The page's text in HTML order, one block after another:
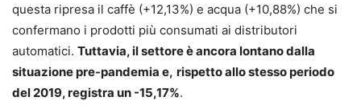
questa ripresa il caffè (+12,13%) e acqua (+10,88%) che si
confermano i prodotti più consumati ai distributori
automatici. Tuttavia, il settore è ancora lontano dalla
situazione pre-pandemia e, rispetto allo stesso periodo
del 2019, registra un -15,17%.